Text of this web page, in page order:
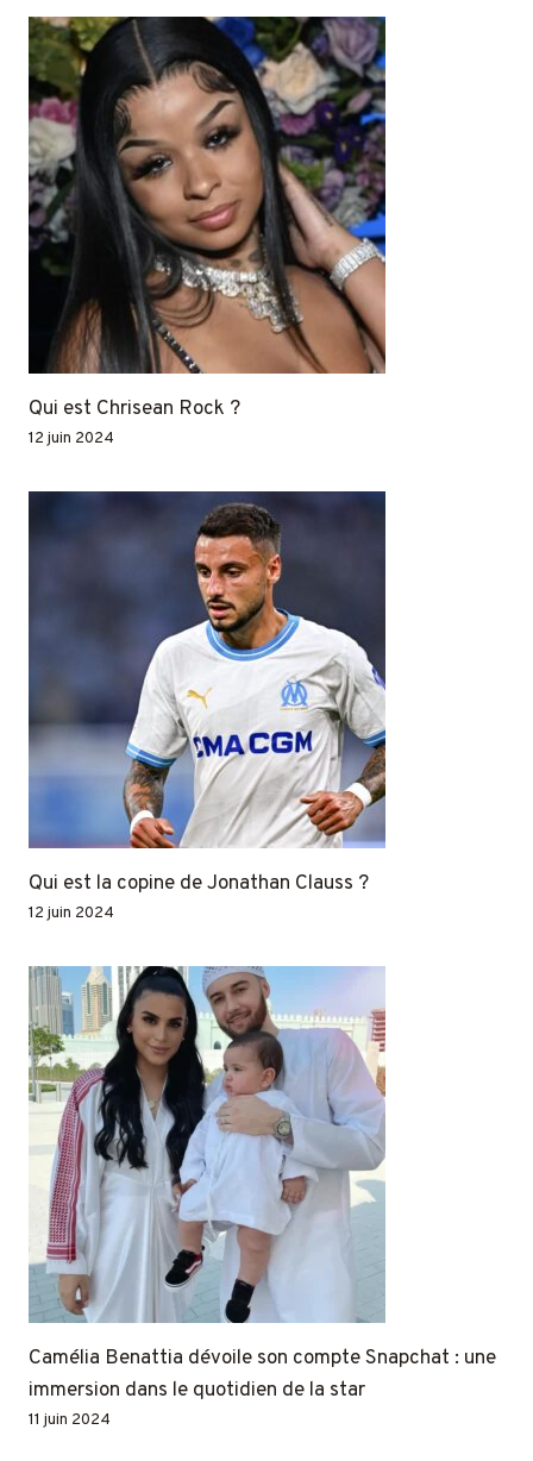
Qui est Chrisean Rock ?
12 juin 2024
Qui est la copine de Jonathan Clauss ?
12 juin 2024
Camélia Benattia dévoile son compte Snapchat : une
immersion dans le quotidien de la star
11 juin 2024